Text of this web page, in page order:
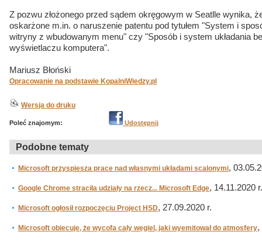
Z pozwu złożonego przed sądem okręgowym w Seatlle wynika,
oskarżone m.in. o naruszenie patentu pod tytułem "System i
witryny z wbudowanym menu" czy "Sposób i system układania
wyświetlaczu komputera".
Mariusz Błoński
Opracowanie na podstawie KopalniWiedzy.pl
Wersja do druku
Poleć znajomym: Udostępnij
Podobne tematy
Microsoft przyspiesza prace nad własnymi układami scalonymi,
Google Chrome straciła udziały na rzecz... Microsoft Edge, 14.11.2020 r.
Microsoft ogłosił rozpoczęciu Project HSD, 27.09.2020 r.
Microsoft obiecuje, że wycofa cały węgiel, jaki wyemitował do atmosfery,